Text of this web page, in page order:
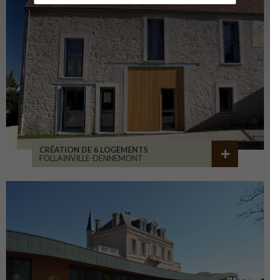
CRÉATION DE 6 LOGEMENTS
FOLLAINVILLE-DENNEMONT